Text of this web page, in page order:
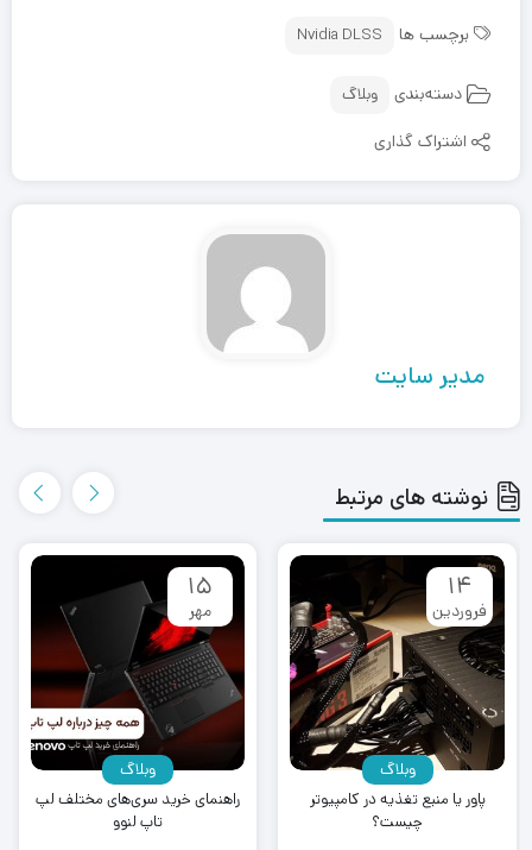
برچسب ها Nvidia DLSS
دسته‌بندی وبلاگ
اشتراک گذاری
مدیر سایت
نوشته های مرتبط
وبلاگ
۱۴
فروردین
پاور یا منبع تغذیه در کامپیوتر
چیست؟
وبلاگ
۱۵
مهر
راهنمای خرید سری‌های مختلف لپ
تاپ لنوو